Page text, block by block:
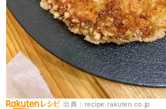
出典：recipe.rakuten.co.jp